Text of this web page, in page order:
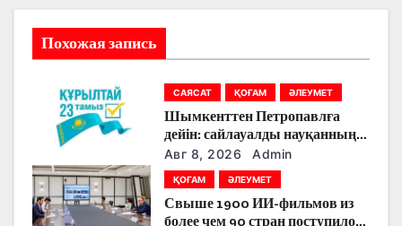
и
я
з
а
Похожая запись
САЯСАТ ҚОҒАМ ӘЛЕУМЕТ
Шымкенттен Петропавлға
дейін: сайлауалды науқанның
кезекті күнінде партияларды
қандай тақырыптар
тоғыстырды
Авг 8, 2026 Admin
ҚОҒАМ ӘЛЕУМЕТ
Свыше 1900 ИИ-фильмов из
более чем 90 стран поступило